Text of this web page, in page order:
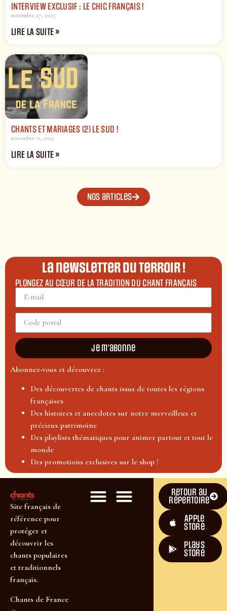
INTERVIEW EXCLUSIF : LE CHIC FRANÇAIS !
novembre 27, 2025
LIRE LA SUITE »
CHANTS ET MARIAGES (2) LE SUD !
novembre 11, 2025
LIRE LA SUITE »
Nos articles
La newsletter du terroir !
PLONGEZ AU CŒUR DE LA TRADITION DU CHANT FRANÇAIS
Je m'abonne
Abonnez-vous et découvrez :
Des découvertes de chants issus de toutes les régions
françaises
Des histoires et anecdotes sur notre merveilleux et
précieux patrimoine
Des playlists thématiques pour animer partout et tout le
monde
Des promotions exclusives sur le shop !
Site français de
référence pour
protéger et
découvrir les
chants populaires
et traditionnels
français.
Chants de France
Retour au
répertoire
Apple
Store
plays
store